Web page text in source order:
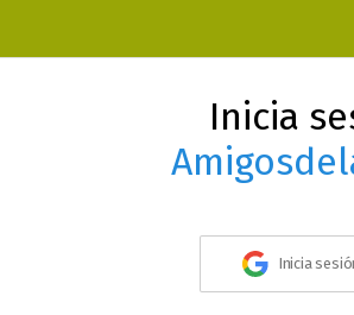
Inicia
Inicia